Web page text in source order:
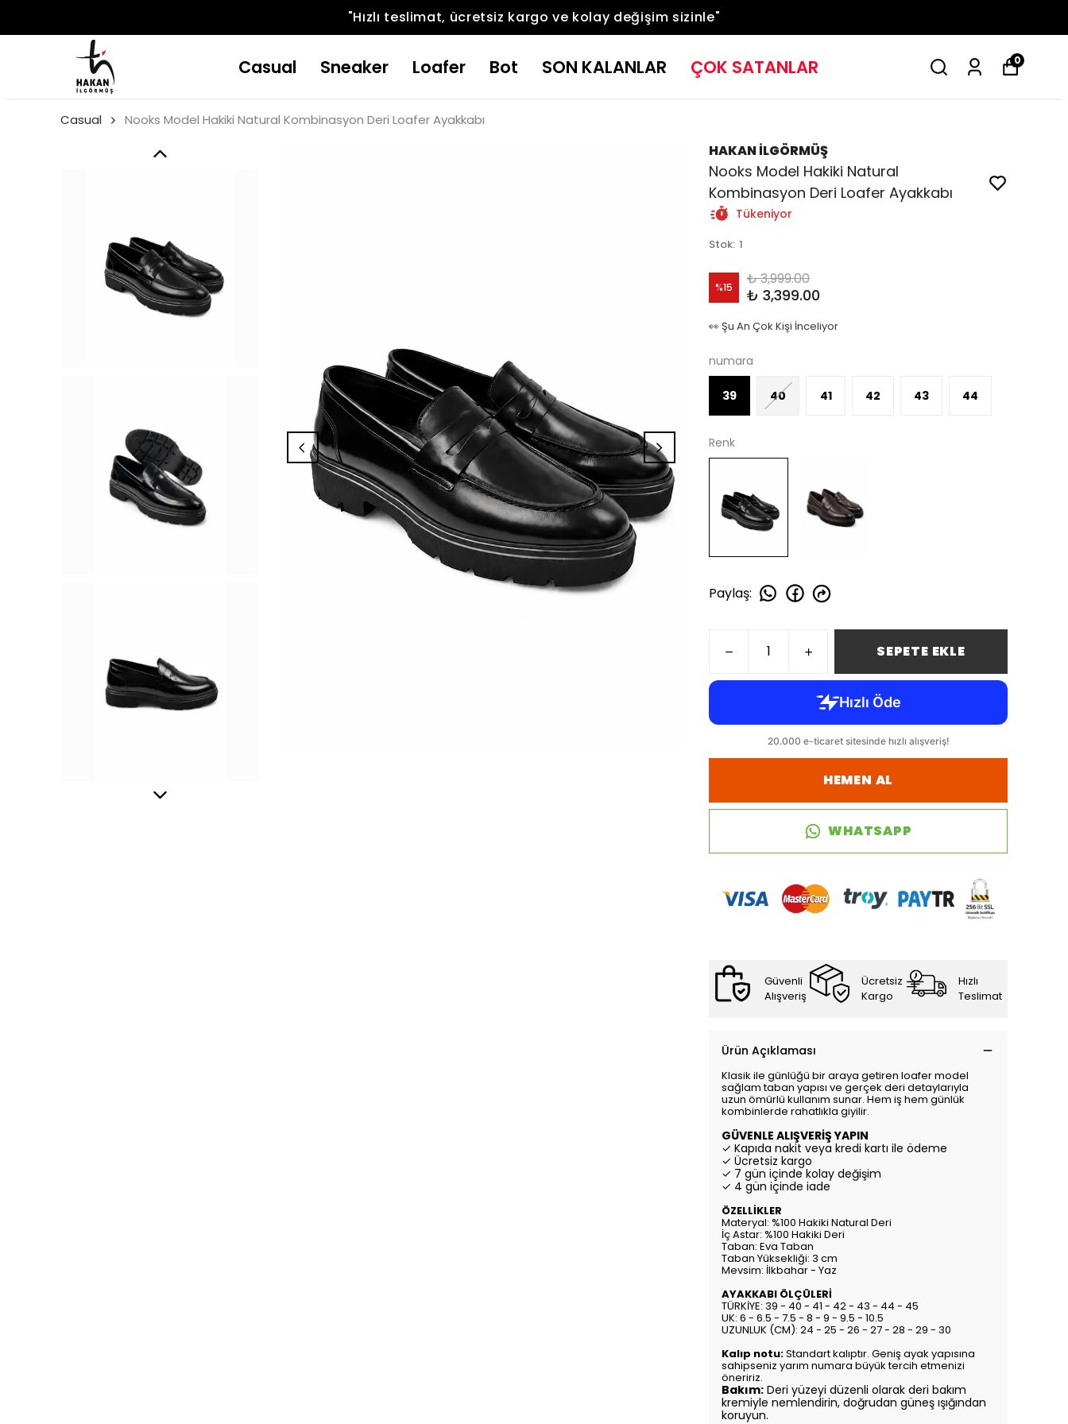
"Hızlı teslimat, ücretsiz kargo ve kolay değişim sizinle"
Casual Sneaker Loafer Bot SON KALANLAR ÇOK SATANLAR 0
Casual Nooks Model Hakiki Natural Kombinasyon Deri Loafer Ayakkabı
HAKAN İLGÖRMÜŞ
Nooks Model Hakiki Natural
Kombinasyon Deri Loafer Ayakkabı
Tükeniyor
Stok: 1
%15 ₺ 3,999.00
₺ 3,399.00
👀 Şu An Çok Kişi İnceliyor
numara
39 40 41 42 43 44
Renk
Paylaş:
SEPETE EKLE
HEMEN AL
WHATSAPP
Güvenli
Alışveriş
Ücretsiz
Kargo
Hızlı
Teslimat
Ürün Açıklaması
Klasik ile günlüğü bir araya getiren loafer model
sağlam taban yapısı ve gerçek deri detaylarıyla
uzun ömürlü kullanım sunar. Hem iş hem günlük
kombinlerde rahatlıkla giyilir.
GÜVENLE ALIŞVERİŞ YAPIN
✓ Kapıda nakit veya kredi kartı ile ödeme
✓ Ücretsiz kargo
✓ 7 gün içinde kolay değişim
✓ 4 gün içinde iade
ÖZELLİKLER
Materyal: %100 Hakiki Natural Deri
İç Astar: %100 Hakiki Deri
Taban: Eva Taban
Taban Yüksekliği: 3 cm
Mevsim: İlkbahar - Yaz
AYAKKABI ÖLÇÜLERİ
TÜRKİYE: 39 - 40 - 41 - 42 - 43 - 44 - 45
UK: 6 - 6.5 - 7.5 - 8 - 9 - 9.5 - 10.5
UZUNLUK (CM): 24 - 25 - 26 - 27 - 28 - 29 - 30
Kalıp notu:Standart kalıptır. Geniş ayak yapısına
sahipseniz yarım numara büyük tercih etmenizi
öneririz.
Bakım: Deri yüzeyi düzenli olarak deri bakım
kremiyle nemlendirin, doğrudan güneş ışığından
koruyun.